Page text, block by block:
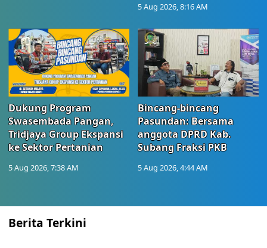
5 Aug 2026, 8:16 AM
Dukung Program
Swasembada Pangan,
Tridjaya Group Ekspansi
ke Sektor Pertanian
5 Aug 2026, 7:38 AM
Bincang-bincang
Pasundan: Bersama
anggota DPRD Kab.
Subang Fraksi PKB
5 Aug 2026, 4:44 AM
Berita Terkini